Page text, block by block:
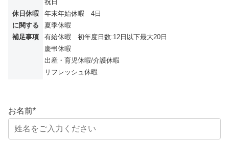
休日休暇
に関する
補足事項
祝日
年末年始休暇 4日
夏季休暇
有給休暇 初年度日数:12日以下最大20日
慶弔休暇
出産・育児休暇/介護休暇
リフレッシュ休暇
お名前*